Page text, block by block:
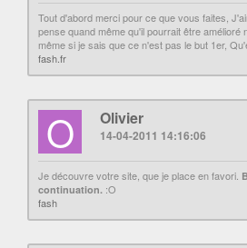
Tout d'abord merci pour ce que vous faites,
pense quand même qu'il pourrait être amélioré
même si je sais que ce n'est pas le but 1er,
fashfr
O Olivier
14-04-2011 14:16:06
Je découvre votre site, que je place en favori.
continuation. :O
fash